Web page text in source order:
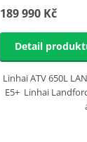
189 990 Kč
Detail
Linhai ATV 650L
E5+ Linhai